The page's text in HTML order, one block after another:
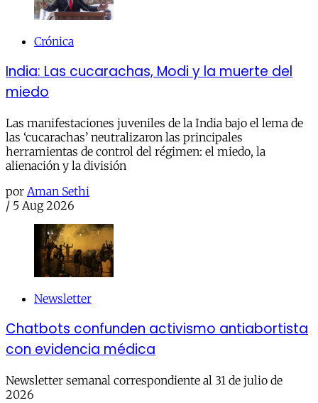
Crónica
India: Las cucarachas, Modi y la muerte del
miedo
Las manifestaciones juveniles de la India bajo el lema de
las ‘cucarachas’ neutralizaron las principales
herramientas de control del régimen: el miedo, la
alienación y la división
por Aman Sethi
/ 5 Aug 2026
Newsletter
Chatbots confunden activismo antiabortista
con evidencia médica
Newsletter semanal correspondiente al 31 de julio de
2026